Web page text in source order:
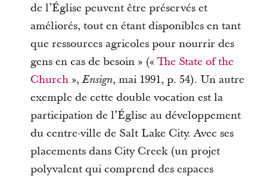
de l’Église peuvent être préservés et
améliorés, tout en étant disponibles en tant
que ressources agricoles pour nourrir des
gens en cas de besoin » (« The State of the
Church»,Ensign, mai 1991, p. 54). Un autre
exemple de cette double vocation est la
participation de l’Église au développement
du centre-ville de Salt Lake City. Avec ses
placements dans City Creek (un projet
polyvalent qui comprend des espaces